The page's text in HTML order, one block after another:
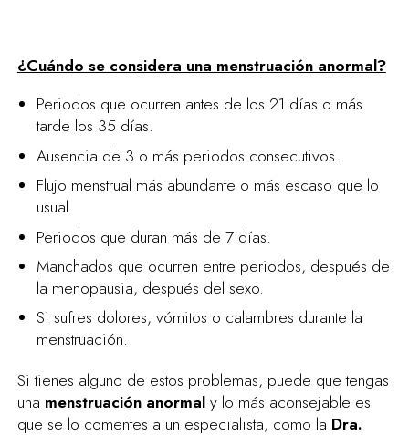
¿Cuándo se considera una menstruación anormal?
Periodos que ocurren antes de los 21 días o más
tarde los 35 días.
Ausencia de 3 o más periodos consecutivos.
Flujo menstrual más abundante o más escaso que lo
usual.
Periodos que duran más de 7 días.
Manchados que ocurren entre periodos, después de
la menopausia, después del sexo.
Si sufres dolores, vómitos o calambres durante la
menstruación.
Si tienes alguno de estos problemas, puede que tengas
una menstruación anormaly lo más aconsejable es
que se lo comentes a un especialista, como la Dra.